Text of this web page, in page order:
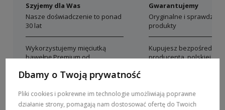
Szyjemy dla Was
Nasze doświadczenie to ponad
30 lat
Wykorzystujemy mięciutką
bawełnę Premium od
Gwarantujemy
Oryginalne i sprawdzone
produkty
Kupujesz bezpośrednio
producenta, polskiej
Dbamy o Twoją prywatność
Pliki cookies i pokrewne im technologie umożliwiają poprawne
działanie strony, pomagają nam dostosować ofertę do Twoich